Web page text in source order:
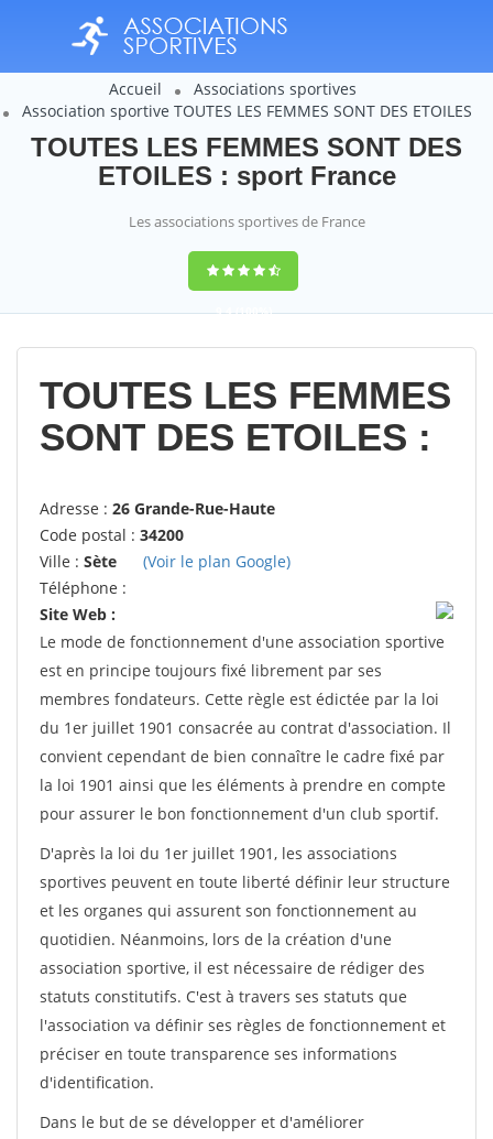
Accueil
Associations sportives
Association sportive TOUTES LES FEMMES SONT DES ETOILES
TOUTES LES FEMMES SONT DES
ETOILES : sport France
Les associations sportives de France
9,4(100%)
14358votes
TOUTES LES FEMMES
SONT DES ETOILES :
Adresse : 26 Grande-Rue-Haute
Code postal : 34200
Ville : Sète
(Voir le plan Google)
Téléphone :
Site Web :
Le mode de fonctionnement d'une association sportive
est en principe toujours fixé librement par ses
membres fondateurs. Cette règle est édictée par la loi
du 1er juillet 1901 consacrée au contrat d'association. Il
convient cependant de bien connaître le cadre fixé par
la loi 1901 ainsi que les éléments à prendre en compte
pour assurer le bon fonctionnement d'un club sportif.
D'après la loi du 1er juillet 1901, les associations
sportives peuvent en toute liberté définir leur structure
et les organes qui assurent son fonctionnement au
quotidien. Néanmoins, lors de la création d'une
association sportive, il est nécessaire de rédiger des
statuts constitutifs. C'est à travers ses statuts que
l'association va définir ses règles de fonctionnement et
préciser en toute transparence ses informations
d'identification.
Dans le but de se développer et d'améliorer